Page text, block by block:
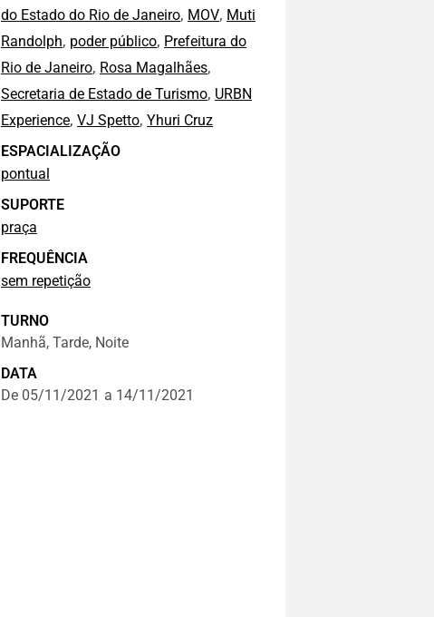
do Estado do Rio de Janeiro, MOV, Muti
Randolph, poder público, Prefeitura do
Rio de Janeiro, Rosa Magalhães,
Secretaria de Estado de Turismo, URBN
Experience, VJ Spetto, Yhuri Cruz
ESPACIALIZAÇÃO
pontual
SUPORTE
praça
FREQUÊNCIA
sem repetição
TURNO
Manhã, Tarde, Noite
DATA
De 05/11/2021 a 14/11/2021